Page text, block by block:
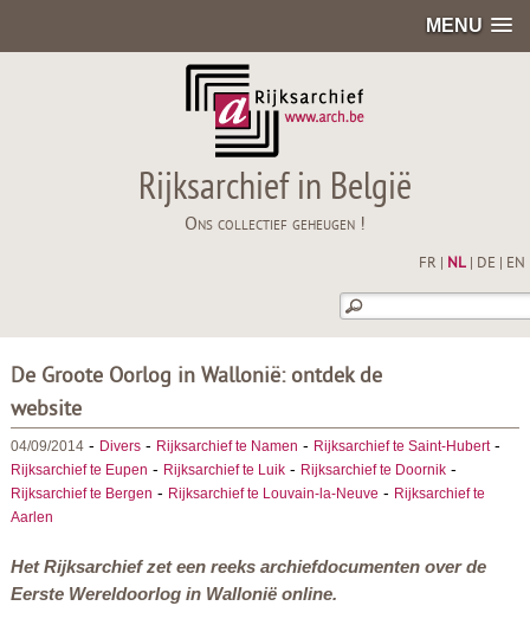
MENU
Rijksarchief in België
Ons collectief geheugen !
FR NL| DE EN
De Groote Oorlog in Wallonië: ontdek de
website
04/09/2014- Divers- Rijksarchief te Namen - Rijksarchief te Saint-Hubert-
Rijksarchief te Eupen - Rijksarchief te Luik- Rijksarchief te Doornik-
Rijksarchief te Bergen - Rijksarchief te Louvain-la-Neuve - Rijksarchief te
Aarlen
Het Rijksarchief zet een reeks archiefdocumenten over de
Eerste Wereldoorlog in Wallonië online.